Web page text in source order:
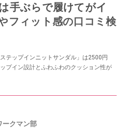
手ぶらで履けてがイ
フィット感の口コミ検
テップインニットサンダル」は2500円
プイン設計とふわふわのクッション性が
ークマン部